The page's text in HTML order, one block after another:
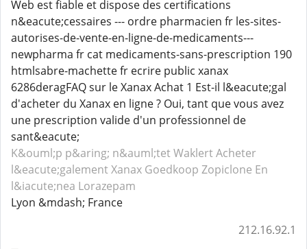
Web est fiable et dispose des certifications
n&eacute;cessaires --- ordre pharmacien fr les-sites-
autorises-de-vente-en-ligne-de-medicaments---
newpharma fr cat medicaments-sans-prescription 190
htmlsabre-machette fr ecrire public xanax
6286deragFAQ sur le Xanax Achat 1 Est-il l&eacute;gal
d'acheter du Xanax en ligne ? Oui, tant que vous avez
une prescription valide d'un professionnel de
sant&eacute;
K&ouml;p p&aring; n&auml;tet WaklertAcheter
l&eacute;galement Xanax Goedkoop Zopiclone En
l&iacute;nea Lorazepam
Lyon &mdash; France
212.16.92.1